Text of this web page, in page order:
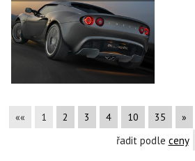
«« 1 2 3 4 10 35 »
řadit podle ceny